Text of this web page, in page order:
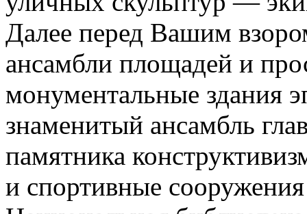
Далее перед Вашим
ансамбли площадей и
монументальные здания
знаменитый ансамбль
памятника
и спортивные